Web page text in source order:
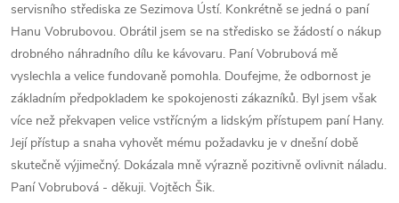
servisního střediska ze Sezimova Ústí. Konkrétně se jedná o paní
Hanu Vobrubovou. Obrátil jsem se na středisko se žádostí o nákup
drobného náhradního dílu ke kávovaru. Paní Vobrubová mě
vyslechla a velice fundovaně pomohla. Doufejme, že odbornost je
základním předpokladem ke spokojenosti zákazníků. Byl jsem však
více než překvapen velice vstřícným a lidským přístupem paní Hany.
Její přístup a snaha vyhovět mému požadavku je v dnešní době
skutečně výjimečný. Dokázala mně výrazně pozitivně ovlivnit náladu.
Paní Vobrubová - děkuji. Vojtěch Šik.